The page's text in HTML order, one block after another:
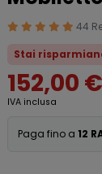
44
Stai
152,00 €
IVA inclusa
Paga fino a 12